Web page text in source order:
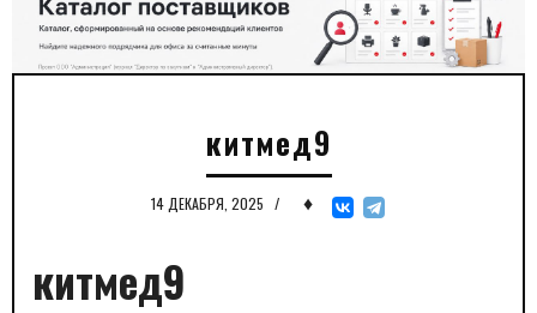
китмед9
14 ДЕКАБРЯ, 2025 / ♦
китмед9